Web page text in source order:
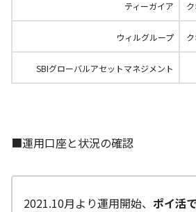
ティーガイア
ウィルグループ
SBIグローバルアセットマネジメント
■運用口座と状況の確認
2021.10月より運用開始、 ポイ活